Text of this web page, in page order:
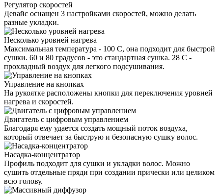
Регулятор скоростей
Девайс оснащен 3 настройками скоростей, можно делать
разные укладки.
Несколько уровней нагрева
Максимальная температура - 100 С, она подходит для быстрой
сушки. 60 и 80 градусов - это стандартная сушка. 28 С -
прохладный воздух для легкого подсушивания.
Управление на кнопках
На рукоятке расположены кнопки для переключения уровней
нагрева и скоростей.
Двигатель с цифровым управлением
Благодаря ему удается создать мощный поток воздуха,
который отвечает за быструю и безопасную сушку волос.
Насадка-концентратор
Профиль подходит для сушки и укладки волос. Можно
сушить отдельные пряди при создании прически или целиком
всю голову.